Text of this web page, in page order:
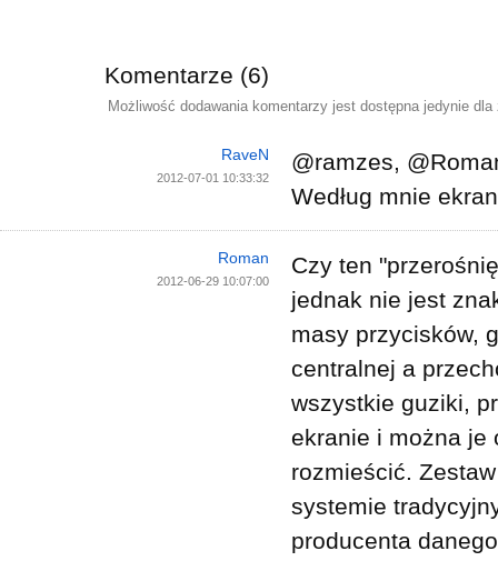
Komentarze (6)
Możliwość dodawania komentarzy jest dostępna jedynie
RaveN
2012-07-01 10:33:32
@ramzes,
Według mnie
Roman
2012-06-29 10:07:00
Czy ten
jednak nie jest
masy przycisków,
centralnej a
wszystkie guziki,
ekranie i można je
rozmieścić.
systemie
producenta